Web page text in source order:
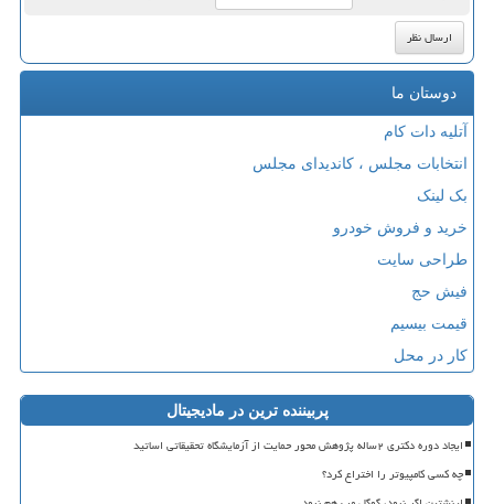
دوستان ما
آتلیه دات کام
انتخابات مجلس ، کاندیدای مجلس
بک لینک
خرید و فروش خودرو
طراحی سایت
فیش حج
قیمت بیسیم
کار در محل
پربیننده ترین در مادیجیتال
ایجاد دوره دکتری ۲ساله پژوهش محور حمایت از آزمایشگاه تحقیقاتی اساتید
چه کسی کامپیوتر را اختراع کرد؟